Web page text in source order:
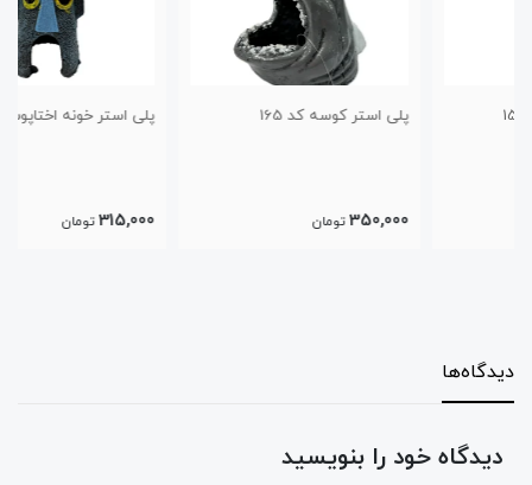
پلی استر کوسه کد 165
تومان
پلی استر خونه اختاپوس کد 146
تومان
دیدگاه‌ها
دیدگاه خود را بنویسید